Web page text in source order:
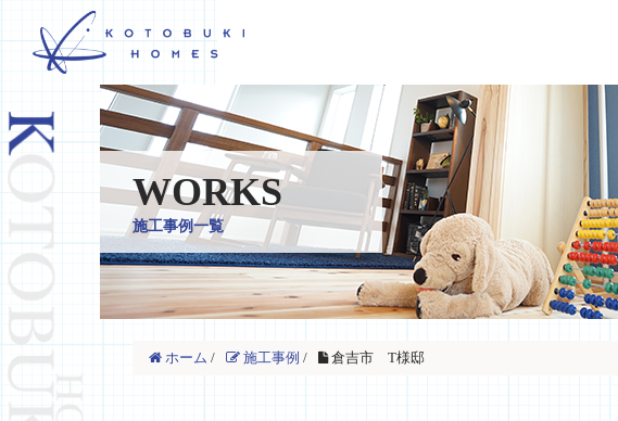
WORKS
施工事例一覧
ホーム / 施工事例 / 倉吉市 T様邸